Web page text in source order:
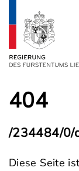
404
/234484/0/
Diese Seite